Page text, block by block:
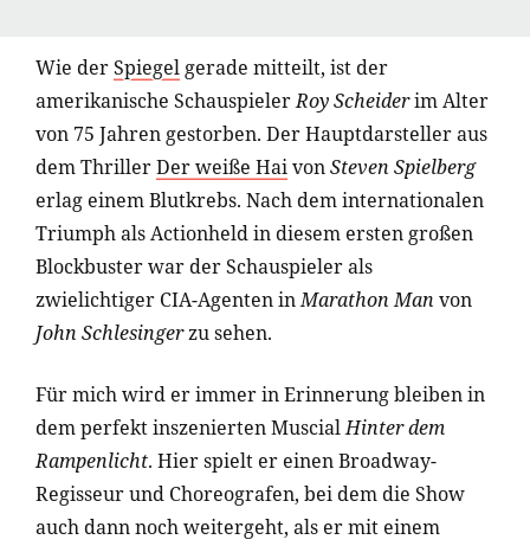
Wie derSpiegel gerade mitteilt, ist der
amerikanische SchauspielerRoy Scheiderim Alter
von 75 Jahren gestorben. Der Hauptdarsteller aus
dem ThrillerDer weiße HaivonSteven Spielberg
erlag einem Blutkrebs. Nach dem internationalen
Triumph als Actionheld in diesem ersten großen
Blockbuster war der Schauspieler als
zwielichtiger CIA-Agenten inMarathon Man von
John Schlesingerzu sehen.
Für mich wird er immer in Erinnerung bleiben in
dem perfekt inszenierten MuscialHinter dem
Rampenlicht. Hier spielt er einen Broadway-
Regisseur und Choreografen, bei dem die Show
auch dann noch weitergeht, als er mit einem